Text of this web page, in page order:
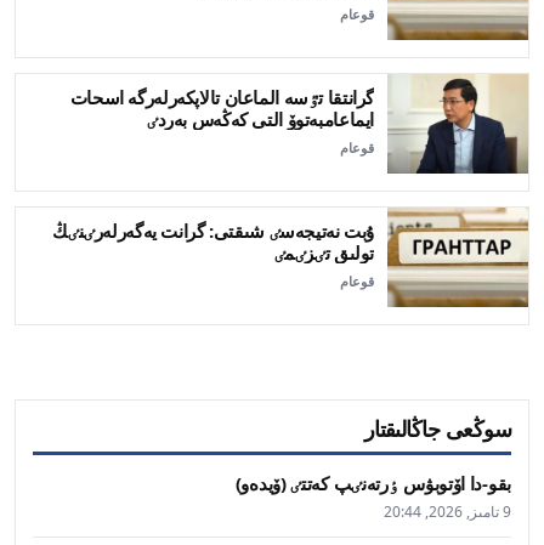
قوعام
گرانتقا تٷسە الماعان تالاپكەرلەرگە اسحات
ايماعامبەتوۆ التى كەڭەس بەردٸ
قوعام
ۇبت نەتيجەسٸ شىقتى: گرانت يەگەرلەرٸنٸڭ
تولىق تٸزٸمٸ
قوعام
سوڭعى جاڭالىقتار
بقو-دا اۆتوبۋس ٶرتەنٸپ كەتتٸ (ۆيدەو)
9 تامىز, 2026, 20:44